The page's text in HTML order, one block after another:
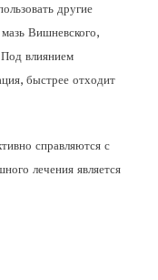
другие
Вишневского,
Под влиянием
быстрее отходит
справляются с
лечения является